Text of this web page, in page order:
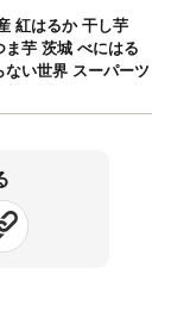
紅はるか 干し芋
芋 茨城 べにはる
い世界 スーパーツ